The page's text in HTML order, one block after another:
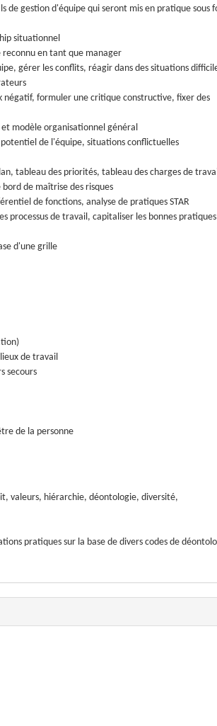
de gestion d'équipe qui seront mis en pratique sous
situationnel
reconnu en tant que manager
gérer les conflits, réagir dans des situations
négatif, formuler une critique constructive, fixer des
modèle organisationnel général
de l'équipe, situations conflictuelles
tableau des priorités, tableau des charges de
de maîtrise des risques
de fonctions, analyse de pratiques STAR
processus de travail, capitaliser les bonnes
d'une grille
de travail
secours
de la personne
valeurs, hiérarchie, déontologie, diversité,
pratiques sur la base de divers codes de